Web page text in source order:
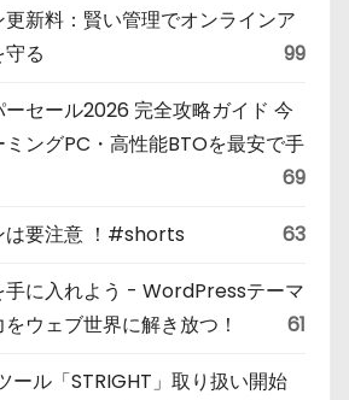
新料：賢い管理でオンラインア
る
99
ーセール2026 完全攻略ガイド 今
ングPC・高性能BTOを最安で手
69
は要注意 ！#shorts 63
手に入れよう - WordPressテーマ
ウェブ世界に解き放つ！
61
ール「STRIGHT」取り扱い開始